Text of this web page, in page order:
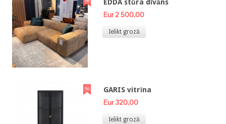
EDDA stūra dīvāns
Eur 2 500,00
Ielikt grozā
GARIS vitrīna
Eur 320,00
Ielikt grozā